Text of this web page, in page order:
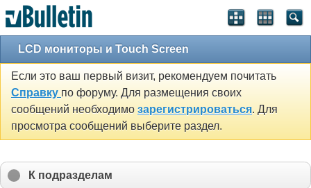
LCD мониторы и Touch Screen
Если это ваш первый визит, рекомендуем почитать
Справку по форуму. Для размещения своих
сообщений необходимо зарегистрироваться. Для
просмотра сообщений выберите раздел.
К подразделам